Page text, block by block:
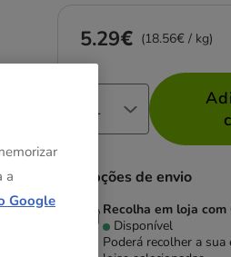
Preço 5.29€, 18.56
5.29€ (18.56€ / kg)
Opções de envio
Recolha em loja
Disponível
Poderá recolher a
a
Google